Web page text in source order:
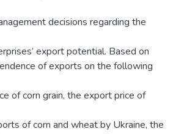
decisions regarding the
export potential. Based on
of exports on the following
of corn grain, the export price of
of corn and wheat by Ukraine, the